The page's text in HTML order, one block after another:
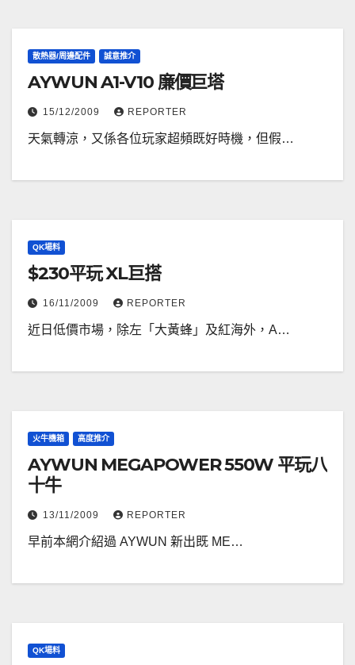
散熱器/周邊配件 誠意推介
AYWUN A1-V10 廉價巨塔
15/12/2009 REPORTER
天氣轉涼，又係各位玩家超頻既好時機，但假…
QK場料
$230平玩 XL巨搭
16/11/2009 REPORTER
近日低價市場，除左「大黃蜂」及紅海外，A…
火牛機箱 高度推介
AYWUN MEGAPOWER 550W 平玩八
十牛
13/11/2009 REPORTER
早前本網介紹過 AYWUN 新出既 ME…
QK場料